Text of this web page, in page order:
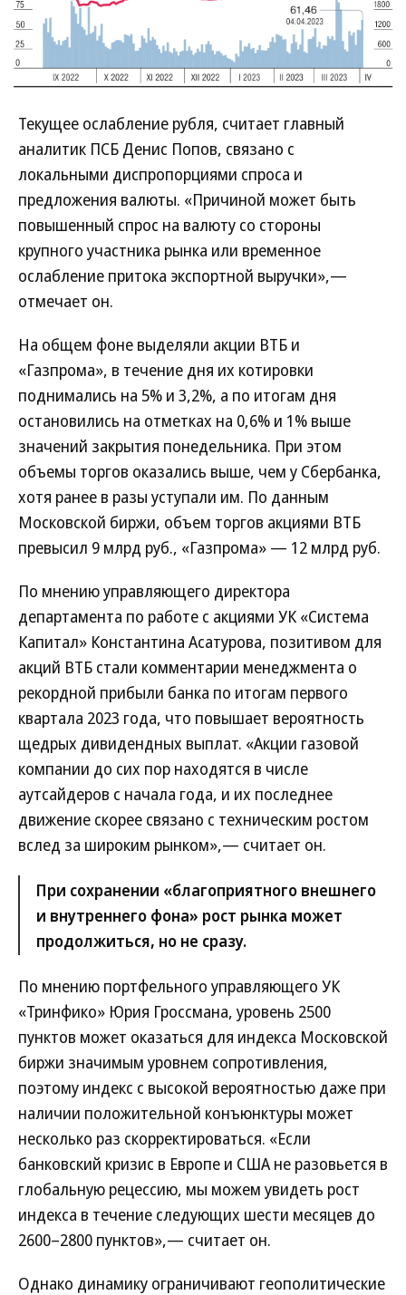
Текущее ослабление рубля, считает главный
аналитик ПСБ Денис Попов, связано с
локальными диспропорциями спроса и
предложения валюты. «Причиной может быть
повышенный спрос на валюту со стороны
крупного участника рынка или временное
ослабление притока экспортной выручки»,—
отмечает он.
На общем фоне выделяли акции ВТБ и
«Газпрома», в течение дня их котировки
поднимались на 5% и 3,2%, а по итогам дня
остановились на отметках на 0,6% и 1% выше
значений закрытия понедельника. При этом
объемы торгов оказались выше, чем у Сбербанка,
хотя ранее в разы уступали им. По данным
Московской биржи, объем торгов акциями ВТБ
превысил 9 млрд руб., «Газпрома» — 12 млрд руб.
По мнению управляющего директора
департамента по работе с акциями УК «Система
Капитал» Константина Асатурова, позитивом для
акций ВТБ стали комментарии менеджмента о
рекордной прибыли банка по итогам первого
квартала 2023 года, что повышает вероятность
щедрых дивидендных выплат. «Акции газовой
компании до сих пор находятся в числе
аутсайдеров с начала года, и их последнее
движение скорее связано с техническим ростом
вслед за широким рынком»,— считает он.
При сохранении «благоприятного внешнего
и внутреннего фона» рост рынка может
продолжиться, но не сразу.
По мнению портфельного управляющего УК
«Тринфико» Юрия Гроссмана, уровень 2500
пунктов может оказаться для индекса Московской
биржи значимым уровнем сопротивления,
поэтому индекс с высокой вероятностью даже при
наличии положительной конъюнктуры может
несколько раз скорректироваться. «Если
банковский кризис в Европе и США не разовьется в
глобальную рецессию, мы можем увидеть рост
индекса в течение следующих шести месяцев до
2600–2800 пунктов»,— считает он.
Однако динамику ограничивают геополитические